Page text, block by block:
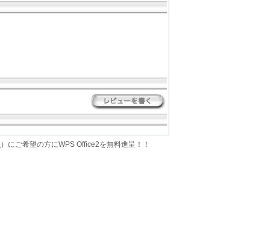
）にご希望の方にWPS Office2を無料進呈！！